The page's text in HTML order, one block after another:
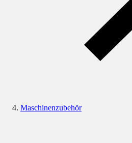
Maschinenzubehör